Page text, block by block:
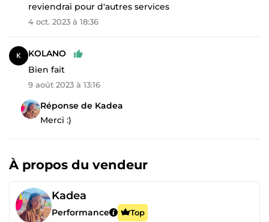
reviendrai pour d'autres services
4 oct. 2023 à 18:36
KOLANO
Bien fait
9 août 2023 à 13:16
Réponse de Kadea
Merci :)
À propos du vendeur
Kadea
Performance Top